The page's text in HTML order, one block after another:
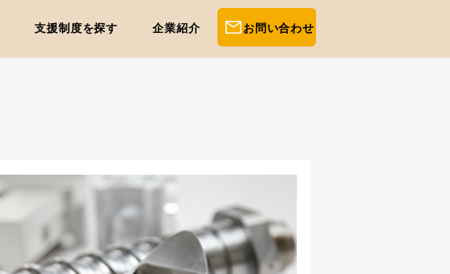
支援制度を探す 企業紹介 お問い合わせ